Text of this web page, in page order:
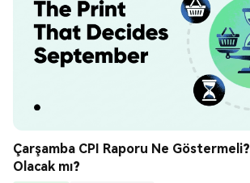
Çarşamba CPI Raporu Ne Göstermeli?
Olacak mı?